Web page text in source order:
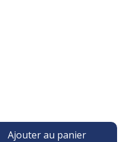
Ajouter au panier